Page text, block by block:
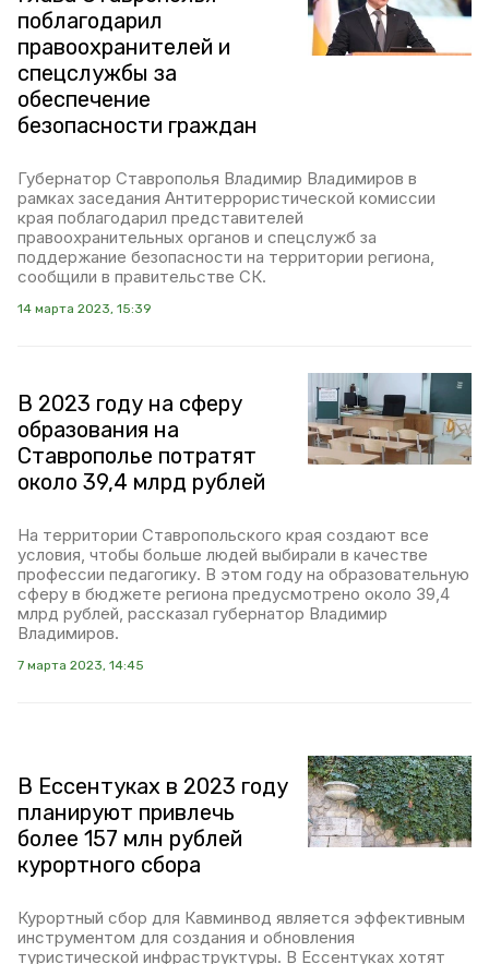
поблагодарил
правоохранителей и
спецслужбы за
обеспечение
безопасности граждан
Губернатор Ставрополья Владимир Владимиров в
рамках заседания Антитеррористической комиссии
края поблагодарил представителей
правоохранительных органов и спецслужб за
поддержание безопасности на территории региона,
сообщили в правительстве СК.
14 марта 2023, 15:39
В 2023 году на сферу
образования на
Ставрополье потратят
около 39,4 млрд рублей
На территории Ставропольского края создают все
условия, чтобы больше людей выбирали в качестве
профессии педагогику. В этом году на образовательную
сферу в бюджете региона предусмотрено около 39,4
млрд рублей, рассказал губернатор Владимир
Владимиров.
7 марта 2023, 14:45
В Ессентуках в 2023 году
планируют привлечь
более 157 млн рублей
курортного сбора
Курортный сбор для Кавминвод является эффективным
инструментом для создания и обновления
туристической инфраструктуры. В Ессентуках хотят